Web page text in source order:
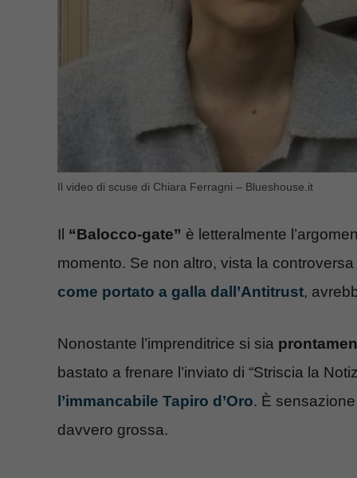
Il video di scuse di Chiara Ferragni – Blueshouse.it
Il “Balocco-gate” è letteralmente
momento. Se non altro, vista la
come portato a galla dall’Antitrust,
Nonostante l’imprenditrice si sia
bastato a frenare l’inviato di “Striscia la
l’immancabile Tapiro d’Oro. È
davvero grossa.